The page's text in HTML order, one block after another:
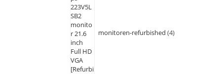
monitoren-refurbished 4